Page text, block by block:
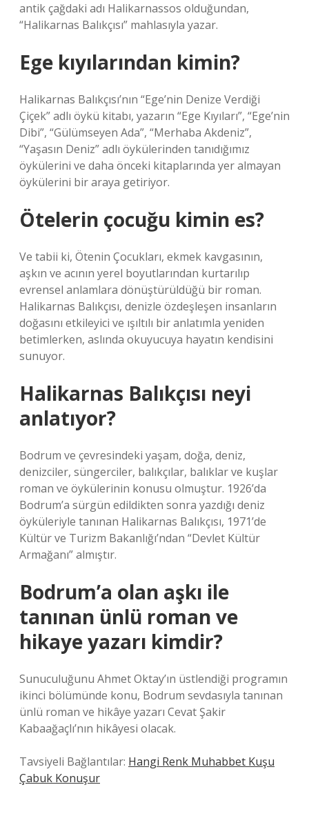
antik çağdaki adı Halikarnassos olduğundan,
“Halikarnas Balıkçısı” mahlasıyla yazar.
Ege kıyılarından kimin?
Halikarnas Balıkçısı’nın “Ege’nin Denize Verdiği
Çiçek” adlı öykü kitabı, yazarın “Ege Kıyıları”, “Ege’nin
Dibi”, “Gülümseyen Ada”, “Merhaba Akdeniz”,
“Yaşasın Deniz” adlı öykülerinden tanıdığımız
öykülerini ve daha önceki kitaplarında yer almayan
öykülerini bir araya getiriyor.
Ötelerin çocuğu kimin es?
Ve tabii ki, Ötenin Çocukları, ekmek kavgasının,
aşkın ve acının yerel boyutlarından kurtarılıp
evrensel anlamlara dönüştürüldüğü bir roman.
Halikarnas Balıkçısı, denizle özdeşleşen insanların
doğasını etkileyici ve ışıltılı bir anlatımla yeniden
betimlerken, aslında okuyucuya hayatın kendisini
sunuyor.
Halikarnas Balıkçısı neyi
anlatıyor?
Bodrum ve çevresindeki yaşam, doğa, deniz,
denizciler, süngerciler, balıkçılar, balıklar ve kuşlar
roman ve öykülerinin konusu olmuştur. 1926’da
Bodrum’a sürgün edildikten sonra yazdığı deniz
öyküleriyle tanınan Halikarnas Balıkçısı, 1971’de
Kültür ve Turizm Bakanlığı’ndan “Devlet Kültür
Armağanı” almıştır.
Bodrum’a olan aşkı ile
tanınan ünlü roman ve
hikaye yazarı kimdir?
Sunuculuğunu Ahmet Oktay’ın üstlendiği programın
ikinci bölümünde konu, Bodrum sevdasıyla tanınan
ünlü roman ve hikâye yazarı Cevat Şakir
Kabaağaçlı’nın hikâyesi olacak.
Tavsiyeli Bağlantılar: Hangi Renk Muhabbet Kuşu
Çabuk Konuşur